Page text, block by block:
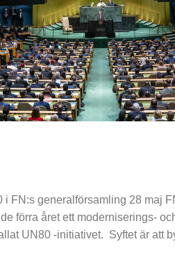
i FN:s generalförsamling 28 maj
förra året ett moderniserings-
UN80 -initiativet. Syftet är att